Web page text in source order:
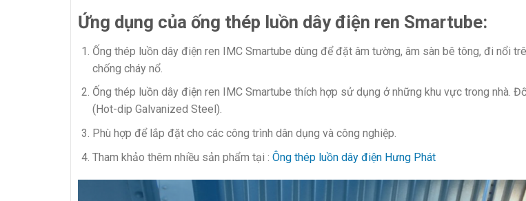
Ứng dụng của ống thép luồn dây điện ren Smartube:
Ống thép luồn dây điện ren IMC Smartube dùng để đặt âm tường, âm sàn bê tông, đi nổi
chống cháy nổ.
Ống thép luồn dây điện ren IMC Smartube thích hợp sử dụng ở những khu vực trong nhà.
(Hot-dip Galvanized Steel).
Phù hợp để lắp đặt cho các công trình dân dụng và công nghiệp.
Tham khảo thêm nhiều sản phẩm tại : Ông thép luồn dây điện Hưng Phát